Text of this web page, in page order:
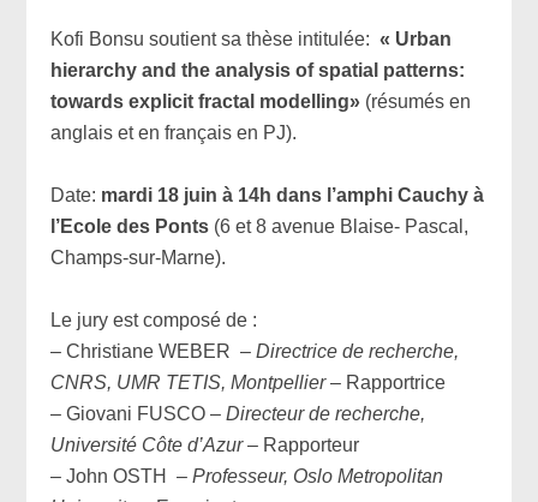
Kofi Bonsu soutient sa thèse intitulée:« Urban
hierarchy and the analysis of spatial patterns:
towards explicit fractal modelling» (résumés en
anglais et en français en PJ).
Date: mardi 18 juin à 14h dans l’amphi Cauchy à
l’Ecole des Ponts (6 et 8 avenue Blaise- Pascal,
Champs-sur-Marne).
Le jury est composé de :
– Christiane WEBER –Directrice de recherche,
CNRS, UMR TETIS, Montpellier– Rapportrice
– Giovani FUSCO –Directeur de recherche,
Université Côte d’Azur– Rapporteur
– John OSTH –Professeur, Oslo Metropolitan